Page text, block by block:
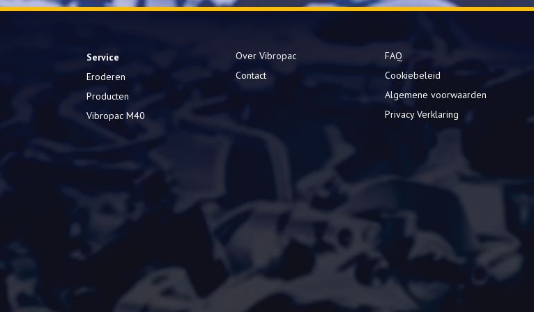
Service
Eroderen
Producten
Vibropac M40
Over Vibropac
Contact
FAQ
Cookiebeleid
Algemene voorwaarden
Privacy Verklaring